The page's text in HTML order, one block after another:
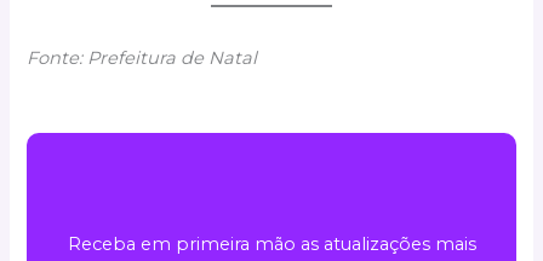
Fonte: Prefeitura de Natal
Receba em primeira mão as atualizações mais